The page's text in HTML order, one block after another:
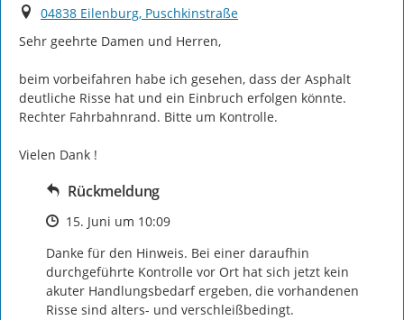
Ort
04838 Eilenburg, Puschkinstraße
Sehr geehrte Damen und Herren,
beim vorbeifahren habe ich gesehen, dass der Asphalt
deutliche Risse hat und ein Einbruch erfolgen könnte.
Rechter Fahrbahnrand. Bitte um Kontrolle.
Vielen Dank !
Rückmeldung
Zeitpunkt des Erstellens
15. Juni um 10:09
Danke für den Hinweis. Bei einer daraufhin
durchgeführte Kontrolle vor Ort hat sich jetzt kein
akuter Handlungsbedarf ergeben, die vorhandenen
Risse sind alters- und verschleißbedingt.